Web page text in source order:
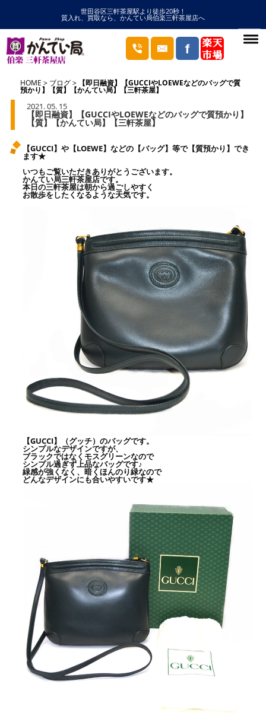
世田谷区三軒茶屋駅より徒歩20秒！
質入れ、買取なら、かんてい局伯楽三軒茶屋店へ
HOME ブログ 【即日融資】【GUCCIやLOEWEなどのバッグで質
預かり】【質】【かんてい局】【三軒茶屋】
2021. 05. 15
【即日融資】【GUCCIやLOEWEなどのバッグで質預かり】
【質】【かんてい局】【三軒茶屋】
【GUCCI】や【LOEWE】などの【バッグ】等で【質預かり】でき
ます★
いつもご覧いただきありがとうございます。
かんてい局三軒茶屋店です。
本日の三軒茶屋は朝から過ごしやすく
お散歩をしたくなるような天気です。
【GUCCI】（グッチ）のバッグです。
シンプルなデザインですが、
ブラックではなくモスグリーンなので
シンプル過ぎず上品なバッグです♪
緑感が強くなく、暗くほんのり緑なので
どんなデザインにも合いやすいです★